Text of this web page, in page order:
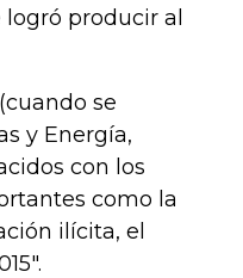
producir al
se
y Energía,
con los
como la
ilícita, el